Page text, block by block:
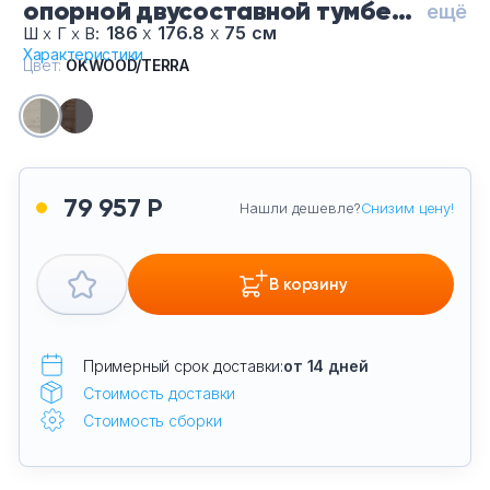
опорной двусоставной тумбе
15СОЛД.1810-OKWOODTERRA,
цвет OKWOOD/TERRA
ещё
Ш х Г х В: 186 х 176.8 х 75 см
Характеристики
79 957 Р Нашли дешевле?Снизим цену!
В корзину
Примерный срок доставки:от 14 дней
Стоимость доставки
Стоимость сборки
Цвет:OKWOOD/TERRA
Тумбы офисные
Офисные шкафы
Искусственные растения
Кашпо